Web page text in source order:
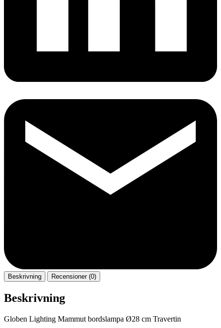
Beskrivning Recensioner (0)
Beskrivning
Globen Lighting Mammut bordslampa Ø28 cm Travertin